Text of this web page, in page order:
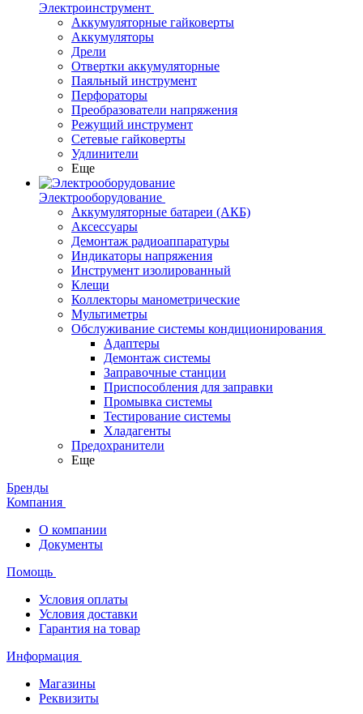
Электроинструмент
Аккумуляторные гайковерты
Аккумуляторы
Дрели
Отвертки аккумуляторные
Паяльный инструмент
Перфораторы
Преобразователи напряжения
Режущий инструмент
Сетевые гайковерты
Удлинители
Еще
Электрооборудование
Аккумуляторные батареи (АКБ)
Аксессуары
Демонтаж радиоаппаратуры
Индикаторы напряжения
Инструмент изолированный
Клещи
Коллекторы манометрические
Мультиметры
Обслуживание системы кондиционирования
Адаптеры
Демонтаж системы
Заправочные станции
Приспособления для заправки
Промывка системы
Тестирование системы
Хладагенты
Предохранители
Еще
Бренды
Компания
О компании
Документы
Помощь
Условия оплаты
Условия доставки
Гарантия на товар
Информация
Магазины
Реквизиты